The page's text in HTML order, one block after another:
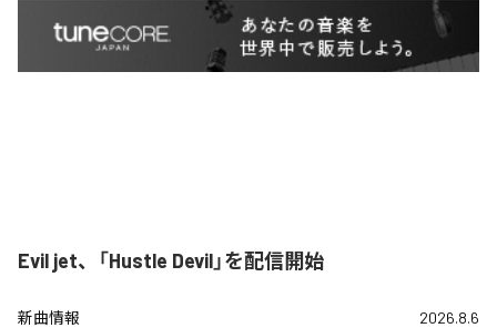
Evil jet、「Hustle Devil」を配信開始
新曲情報 2026.8.6